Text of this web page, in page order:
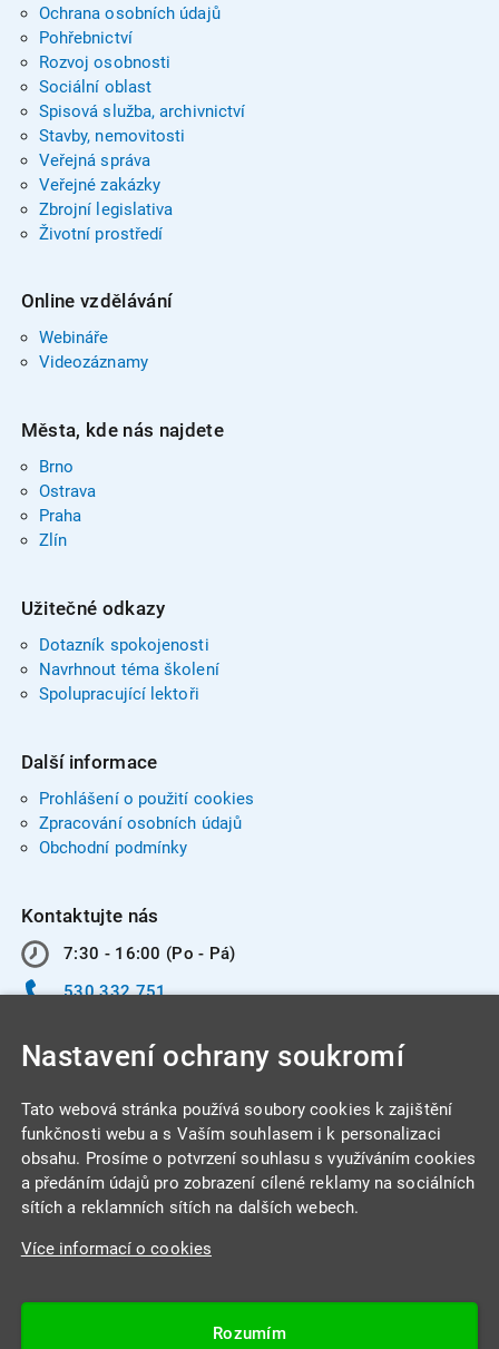
Ochrana osobních údajů
Pohřebnictví
Rozvoj osobnosti
Sociální oblast
Spisová služba, archivnictví
Stavby, nemovitosti
Veřejná správa
Veřejné zakázky
Zbrojní legislativa
Životní prostředí
Online vzdělávání
Webináře
Videozáznamy
Města, kde nás najdete
Brno
Ostrava
Praha
Zlín
Užitečné odkazy
Dotazník spokojenosti
Navrhnout téma školení
Spolupracující lektoři
Další informace
Prohlášení o použití cookies
Zpracování osobních údajů
Obchodní podmínky
Kontaktujte nás
7:30 - 16:00 (Po - Pá)
530 332 751
INTEGRA CENTRUM s.r.o.
Jabloňová 662/7
Datová schránka: 4beca6d
Nastavení ochrany soukromí
Tato webová stránka používá soubory cookies k zajištění
funkčnosti webu a s Vaším souhlasem i k personalizaci
obsahu. Prosíme o potvrzení souhlasu s využíváním cookies
a předáním údajů pro zobrazení cílené reklamy na sociálních
sítích a reklamních sítích na dalších webech.
Více informací o cookies
Rozumím